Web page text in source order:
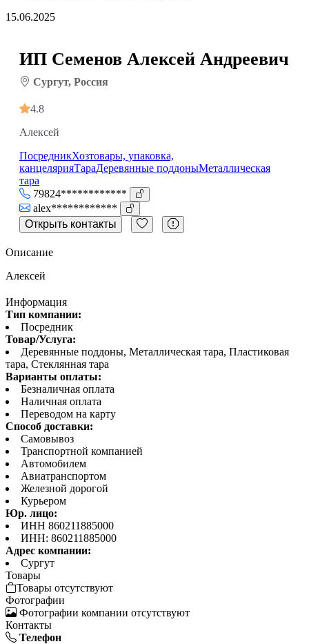
15.06.2025
ИП Семенов Алексей Андреевич
Сургут, Россия
4.8
Алексей
ПосредникХозтовары, упаковка,
канцелярияТараДеревянные поддоныМеталлическая
тара
79824************
alex************
Открыть контакты
Описание
Алексей
Информация
Тип компании:
Посредник
Товар/Услуга:
Деревянные поддоны, Металлическая тара, Пластиковая
тара, Стеклянная тара
Варианты оплаты:
Безналичная оплата
Наличная оплата
Переводом на карту
Способ доставки:
Самовывоз
Транспортной компанией
Автомобилем
Авиатранспортом
Железной дорогой
Курьером
Юр. лицо:
ИНН 860211885000
ИНН: 860211885000
Адрес компании:
Сургут
Товары
Товары отсутствуют
Фотографии
Фотографии компании отсутствуют
Контакты
Телефон